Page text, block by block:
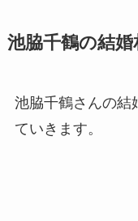
池脇千鶴の結婚
池脇千鶴さんの結
ていきます。